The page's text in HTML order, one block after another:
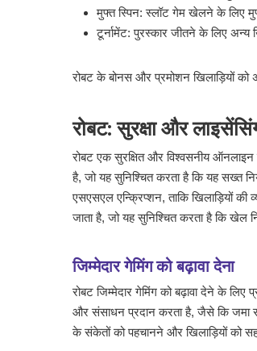
मुफ्त स्पिन: स्लॉट गेम खेलने के लिए
टूर्नामेंट: पुरस्कार जीतने के लिए अन्य
रोबट के बोनस और प्रमोशन खिलाड़ियों
रोबट: सुरक्षा और
रोबट एक सुरक्षित और विश्वसनीय ऑनलाइन
है, जो यह सुनिश्चित करता है कि यह सख्त
एसएसएल एन्क्रिप्शन, ताकि खिलाड़ियों की
जाता है, जो यह सुनिश्चित करता है कि खेल
जिम्मेदार गेमिंग को बढ़ावा देना
रोबट जिम्मेदार गेमिंग को बढ़ावा देने के
और संसाधन प्रदान करता है, जैसे कि जमा
के संकेतों को पहचानने और खिलाड़ियों को